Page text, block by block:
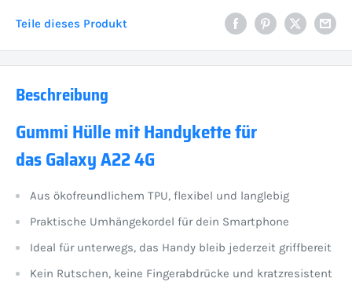
Teile dieses Produkt
Beschreibung
Gummi Hülle mit Handykette für
das Galaxy A22 4G
Aus ökofreundlichem TPU, flexibel und langlebig
Praktische Umhängekordel für dein Smartphone
Ideal für unterwegs, das Handy bleib jederzeit griffbereit
Kein Rutschen, keine Fingerabdrücke und kratzresistent